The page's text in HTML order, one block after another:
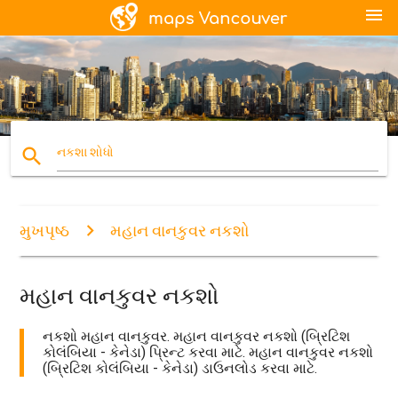
menu
search નકશા શોધો
મુખપૃષ્ઠ મહાન વાનકુવર નકશો
મહાન વાનકુવર નકશો
નકશો મહાન વાનકુવર. મહાન વાનકુવર નકશો (બ્રિટિશ
કોલંબિયા - કેનેડા) પ્રિન્ટ કરવા માટે. મહાન વાનકુવર નકશો
(બ્રિટિશ કોલંબિયા - કેનેડા) ડાઉનલોડ કરવા માટે.